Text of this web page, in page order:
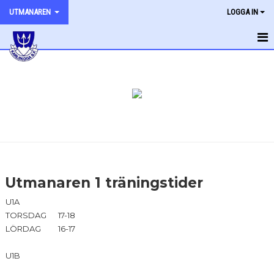
UTMANAREN LOGGA IN
HEM
Utmanaren 1 träningstider
U1A
TORSDAG
17-18
LÖRDAG
16-17
U1B